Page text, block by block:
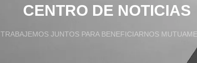
CENTRO DE NOTICIAS
TRABAJEMOS JUNTOS PARA BENEFICIARNOS